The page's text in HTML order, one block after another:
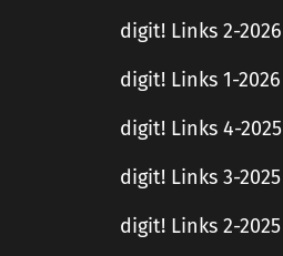
digit! Links 2-2026
digit! Links 1-2026
digit! Links 4-2025
digit! Links 3-2025
digit! Links 2-2025